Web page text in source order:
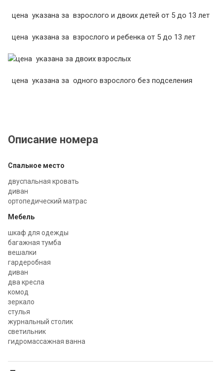
цена указана за взрослого и двоих детей от 5 до 13 лет
цена указана за взрослого и ребенка от 5 до 13 лет
цена указана за двоих взрослых
цена указана за одного взрослого без подселения
Описание номера
Спальное место
двуспальная кровать
диван
ортопедический матрас
Мебель
шкаф для одежды
багажная тумба
вешалки
гардеробная
диван
два кресла
комод
зеркало
стулья
журнальный столик
светильник
гидромассажная ванна